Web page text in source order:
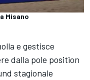
Misano
e gestisce
dalla pole position
stagionale